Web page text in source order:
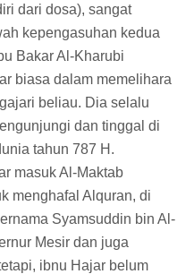
dari dosa), sangat
kepengasuhan kedua
Bakar Al-Kharubi
biasa dalam memelihara
beliau. Dia selalu
dan tinggal di
tahun 787 H.
masuk Al-Maktab
menghafal Alquran, di
Syamsuddin bin Al-
Mesir dan juga
ibnu Hajar belum